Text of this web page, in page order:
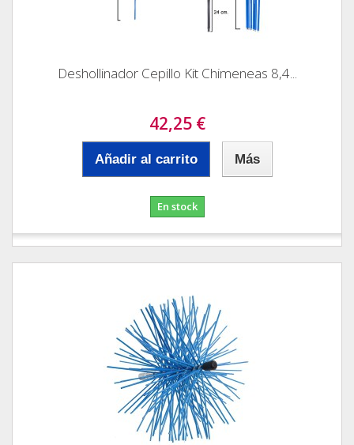
Deshollinador Cepillo Kit Chimeneas 8,4...
42,25 €
Añadir al carrito Más
En stock